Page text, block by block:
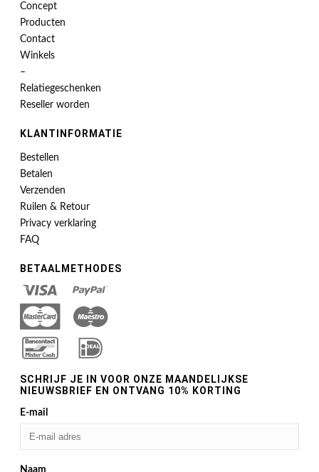
Concept
Producten
Contact
Winkels
–
Relatiegeschenken
Reseller worden
KLANTINFORMATIE
Bestellen
Betalen
Verzenden
Ruilen & Retour
Privacy verklaring
FAQ
BETAALMETHODES
SCHRIJF JE IN VOOR ONZE MAANDELIJKSE
NIEUWSBRIEF EN ONTVANG 10% KORTING
E-mail
Naam